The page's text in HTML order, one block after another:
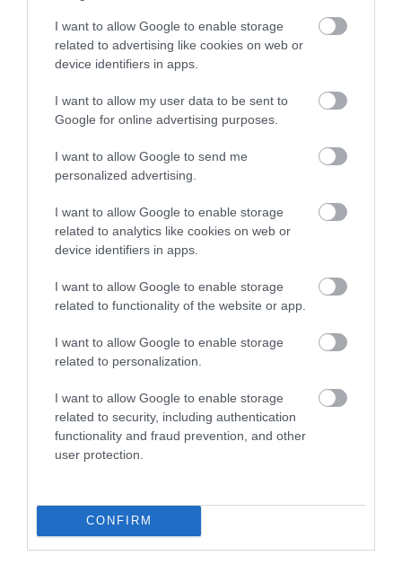
I want to allow Google to enable storage
related to advertising like cookies on web or
device identifiers in apps.
I want to allow my user data to be sent to
Google for online advertising purposes.
I want to allow Google to send me
personalized advertising.
I want to allow Google to enable storage
related to analytics like cookies on web or
device identifiers in apps.
I want to allow Google to enable storage
related to functionality of the website or app.
I want to allow Google to enable storage
related to personalization.
I want to allow Google to enable storage
related to security, including authentication
functionality and fraud prevention, and other
user protection.
CONFIRM
Αναζήτηση Ιατρών
Ημερολόγιο
Δείτε τι συμβαίνει στο σώμα και στο
μωρό σας σε κάθε στιγμή της
Υπολογιστής
Κύησης
Υπολογίστε της ημέρες της κύησής
σας & των γόνιμων ημερών.
Αναζήτηση
Ιατρού